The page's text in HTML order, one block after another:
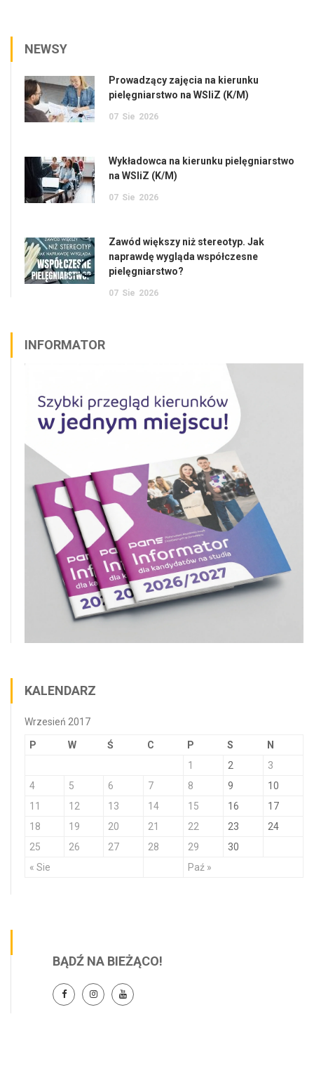
NEWSY
Prowadzący zajęcia na kierunku
pielęgniarstwo na WSIiZ (K/M)
07 Sie 2026
Wykładowca na kierunku pielęgniarstwo
na WSIiZ (K/M)
07 Sie 2026
Zawód większy niż stereotyp. Jak
naprawdę wygląda współczesne
pielęgniarstwo?
07 Sie 2026
INFORMATOR
KALENDARZ
Wrzesień 2017
P W Ś C P S N
« Sie Paź »
1 2
3
4
5 6 7 8 9
10
11
12 13 14 15 16
17
18
19 20 21 22 23
24
25
26 27 28 29 30
BĄDŹ NA BIEŻĄCO!